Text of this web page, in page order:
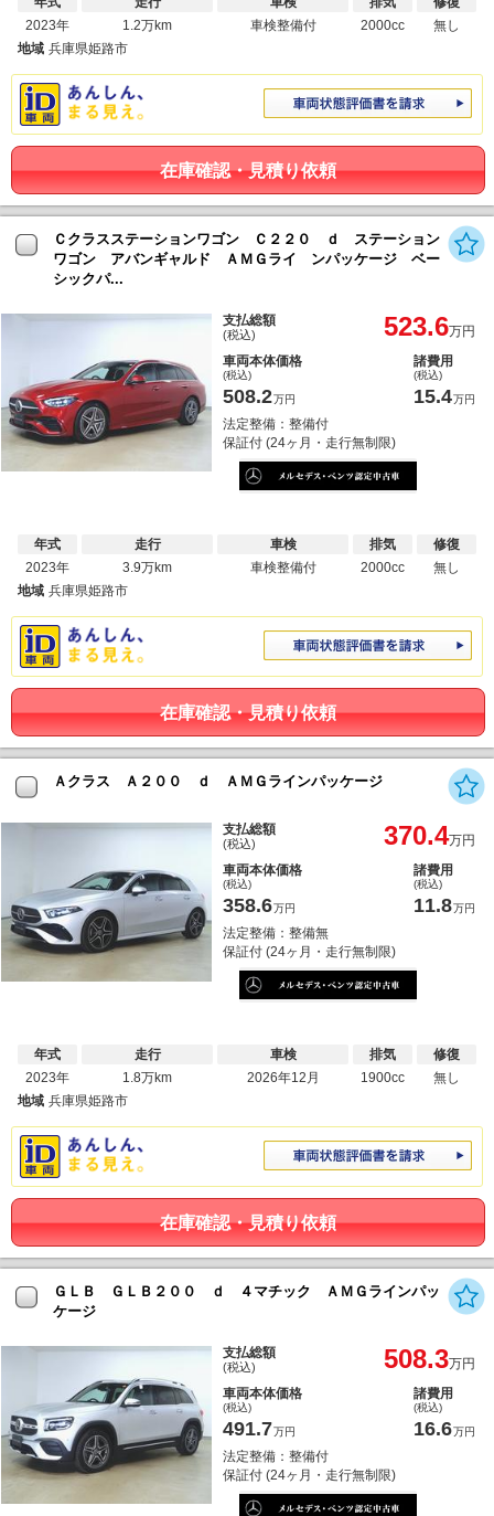
2023年
1.2万km
車検整備付
2000cc
無し
地域 兵庫県姫路市
在庫確認・見積り依頼
Ｃクラスステーションワゴン Ｃ２２０ ｄ ステーション
ワゴン アバンギャルド ＡＭＧライ ンパッケージ ベー
シックパ...
支払総額
(税込) 523.6万円
車両本体価格
(税込)
508.2万円
諸費用
(税込)
15.4万円
法定整備：整備付
保証付 (24ヶ月・走行無制限)
年式
2023年
走行
3.9万km
車検
車検整備付
排気
2000cc
修復
無し
地域 兵庫県姫路市
在庫確認・見積り依頼
Ａクラス Ａ２００ ｄ ＡＭＧラインパッケージ
支払総額
(税込) 370.4万円
車両本体価格
(税込)
358.6万円
諸費用
(税込)
11.8万円
法定整備：整備無
保証付 (24ヶ月・走行無制限)
年式
2023年
走行
1.8万km
車検
2026年12月
排気
1900cc
修復
無し
地域 兵庫県姫路市
在庫確認・見積り依頼
ＧＬＢ ＧＬＢ２００ ｄ ４マチック ＡＭＧラインパッ
ケージ
支払総額
(税込) 508.3万円
車両本体価格
(税込)
491.7万円
諸費用
(税込)
16.6万円
法定整備：整備付
保証付 (24ヶ月・走行無制限)